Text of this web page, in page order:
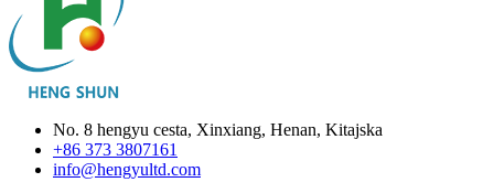
No. 8 hengyu cesta, Xinxiang, Henan, Kitajska
+86 373 3807161
info@hengyultd.com